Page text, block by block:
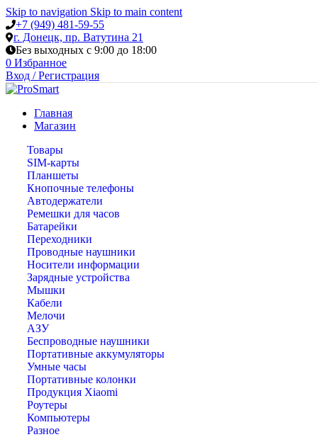
Skip to navigation Skip to main content
+7 (949) 481-59-55
г. Донецк, пр. Ватутина 21
Без выходных с 9:00 до 18:00
0 Избранное
Вход / Регистрация
Главная
Магазин
Товары
SIM-карты
Планшеты
Кнопочные телефоны
Автодержатели
Ремешки для часов
Батарейки
Переходники
Проводные наушники
Носители информации
Зарядные устройства
Мышки
Кабели
Мелочи
АЗУ
Беспроводные наушники
Портативные аккумуляторы
Умные часы
Портативные колонки
Продукция Xiaomi
Роутеры
Компьютеры
Разное